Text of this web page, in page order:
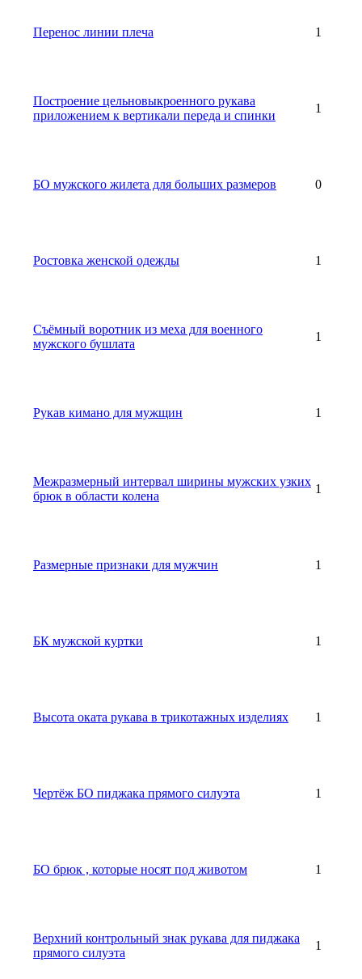
Перенос линии плеча 1
Построение цельновыкроенного рукава
приложением к вертикали переда и спинки
1
БО мужского жилета для больших размеров 0
Ростовка женской одежды 1
Съёмный воротник из меха для военного
мужского бушлата
1
Рукав кимано для мужщин 1
Межразмерный интервал ширины мужских узких
брюк в области колена
1
Размерные признаки для мужчин 1
БК мужской куртки 1
Высота оката рукава в трикотажных изделиях 1
Чертёж БО пиджака прямого силуэта 1
БО брюк , которые носят под животом 1
Верхний контрольный знак рукава для пиджака
прямого силуэта
1